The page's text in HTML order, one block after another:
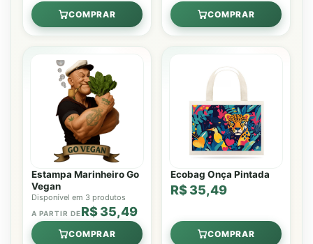
COMPRAR COMPRAR
Estampa Marinheiro Go
Vegan
Disponível em 3 produtos
A PARTIR DER$ 35,49
COMPRAR
Ecobag Onça Pintada
R$ 35,49
COMPRAR